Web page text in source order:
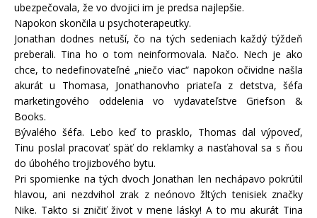
ubezpečovala, že vo dvojici im je predsa najlepšie.
Napokon skončila u psychoterapeutky.
Jonathan dodnes netuší, čo na tých sedeniach každý týždeň
preberali. Tina ho o tom neinformovala. Načo. Nech je ako
chce, to nedefinovateľné „niečo viac“ napokon očividne našla
akurát u Thomasa, Jonathanovho priateľa z detstva, šéfa
marketingového oddelenia vo vydavateľstve Griefson &
Books.
Bývalého šéfa. Lebo keď to prasklo, Thomas dal výpoveď,
Tinu poslal pracovať späť do reklamky a nasťahoval sa s ňou
do úbohého trojizbového bytu.
Pri spomienke na tých dvoch Jonathan len nechápavo pokrútil
hlavou, ani nezdvihol zrak z neónovo žltých tenisiek značky
Nike. Takto si zničiť život v mene lásky! A to mu akurát Tina